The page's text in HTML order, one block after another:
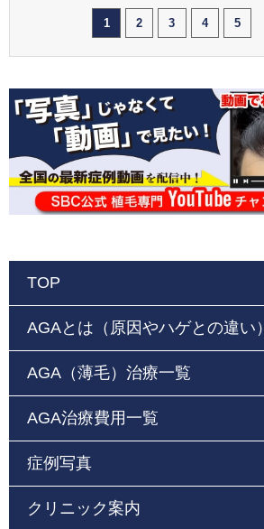
1 2 3 4 5
TOP
AGAとは（原因やハゲとの違い）
AGA（薄毛）治療一覧
AGA治療費用一覧
症例写真
クリニック案内